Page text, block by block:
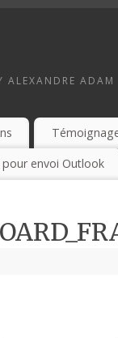
ALEXANDRE ADAM
pour envoi Outlook